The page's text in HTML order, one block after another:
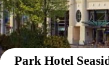
Park Hotel